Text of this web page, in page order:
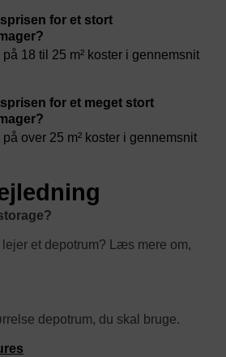
for et stort
18 til 25 m² koster i gennemsnit
for et meget stort
over 25 m² koster i gennemsnit
lejer et depotrum? Læs mere om,
depotrum, du skal bruge.